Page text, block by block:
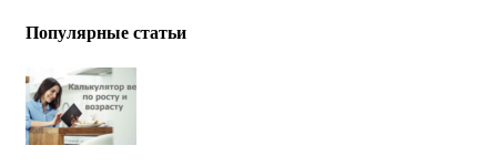
Популярные статьи